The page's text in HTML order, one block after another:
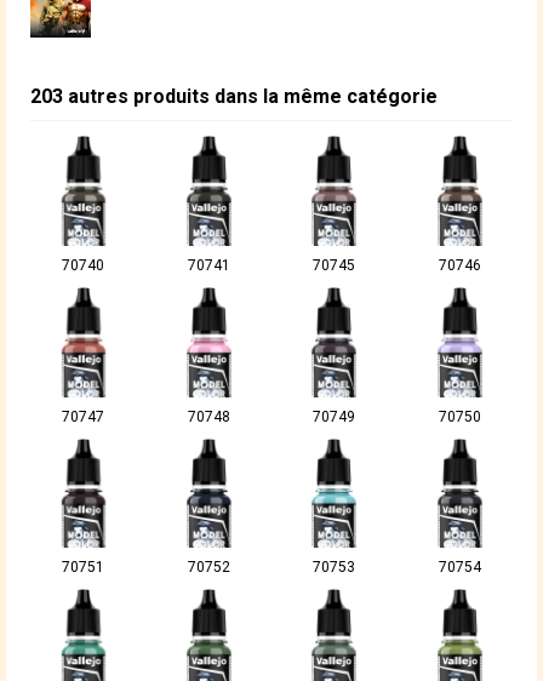
203 autres produits dans la même catégorie
70740 70741 70745 70746
70747 70748 70749 70750
70751 70752 70753 70754